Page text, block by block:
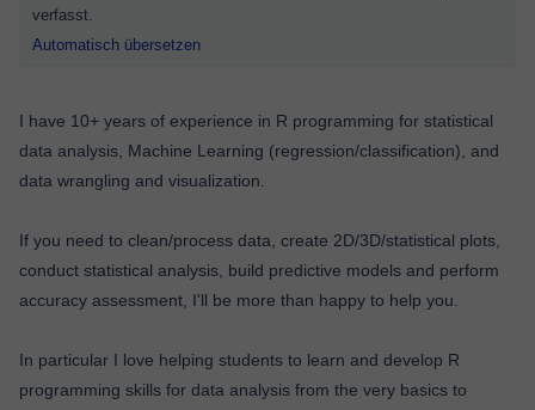
verfasst.
Automatisch übersetzen
I have 10+ years of experience in R programming for statistical
data analysis, Machine Learning (regression/classification), and
data wrangling and visualization.
If you need to clean/process data, create 2D/3D/statistical plots,
conduct statistical analysis, build predictive models and perform
accuracy assessment, I'll be more than happy to help you.
In particular I love helping students to learn and develop R
programming skills for data analysis from the very basics to